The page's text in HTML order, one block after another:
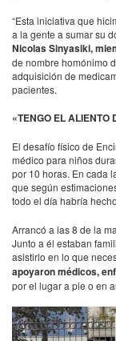
“Esta iniciativa que
a la gente a sumar su
Nicolas Sinyasiki,
de nombre homónimo
adquisición de
pacientes.
«TENGO EL ALIENTO
El desafío físico de
médico para niños
por 10 horas. En cada
que según
todo el día habría hecho
Arrancó a las 8 de la
Junto a él estaban
asistirlo en lo que
apoyaron médicos,
por el lugar a pie o en